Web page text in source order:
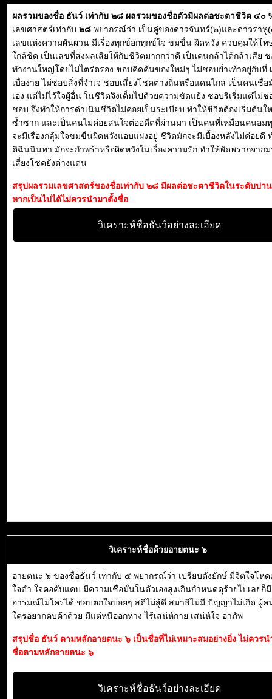
ผลรวมของชื่อ ธันว์ เท่ากับ ๒๘ ผลรวมของชื่อตัวมีผลต่อชะตาชีวิต ๔๐
เลขศาสตร์เท่ากับ ๒๘ พยากรณ์ว่า เป็นคู่ของดาวจันทร์(๒)และดาวราหู
เลขแห่งความผันผวน มีเรื่องทุกข์อกทุกข์ใจ ขมขื่น ผิดหวัง ควบคุมให้โท
ใกล้ชิด เป็นเลขที่ส่งผลเสียให้กับชีวิตมากกว่าดี เป็นคนกล้าได้กล้าเสีย
ทำงานใหญ่โดยไม่ไตร่ตรอง ชอบคิดค้นของใหม่ๆ ไม่ชอบย่ำเท้าอยู่กับที่
เบื่อง่าย ไม่ชอบสิ่งที่จำเจ ชอบเสี่ยงโชคต่างถิ่นหรือแดนไกล เป็นคนเชื่
เอง แต่ไม่ไว้ใจผู้อื่น ในชีวิตจึงเต็มไปด้วยความขัดแย้ง ชอบริเริ่มแต่ไม่
ชอบ จึงทำให้การดำเนินชีวิตไม่ค่อยเป็นระเบียบ ทำให้ชีวิตต้องเริ่มต้นใ
ซ้ำซาก และเป็นคนไม่ค่อยสนใจต่ออดีตที่ผ่านมา เป็นคนที่เหมือนคนอม
จะมีเรื่องกลุ้มใจขมขื่นผิดหวังแอบแฝงอยู่ ชีวิตมักจะมีเบื้องหลังไม่ค่อยดี
ติฉินนินทา มักจะกำพร้าหรือผิดหวังในเรื่องความรัก ทำให้พัดพรากจาก
เสี่ยงโชคยังต่างแดน
สรุปผลรวมเลขศาสตร์ของชื่อเท่ากับ ๒๘ มีผลต่อชะตาชีวิตในระดับปา
หากเป็นไปได้ไม่ควรนำมาตั้งชื่อ
วิเคราะห์ชื่อธันว์อย่างละเอียด
วิเคราะห์ชื่อด้วยอายตนะ ๖
อายตนะ ๖ ของชื่อธันว์ เท่ากับ ๕ พยากรณ์ว่า เปรียบดังยักษ์ มีจิตใจโหด
ใจดำ ใจคอคับแคบ มีความเชื่อมั่นในตัวเองสูงเกินกำหนดดุร้ายไปเลยก็
อารมณ์ไม่ใคร่ได้ ชอบตกใจบ่อยๆ สติไม่สู้ดี สมาธิไม่มี ปัญญาไม่เกิด ผู้ค
ใครอยากคบค้าด้วย มีแต่หนีออกห่าง ไร้เสน่ห์กาย เสน่ห์ใจ อาภัพ
สรุปชื่อ ธันว์ ตามหลักอายตนะ ๖ เป็นชื่อที่ไม่เหมาะสมอย่างยิ่ง ไม่ควรน
ชื่อตามหลักอายตนะ ๖
วิเคราะห์ชื่อธันว์อย่างละเอียด